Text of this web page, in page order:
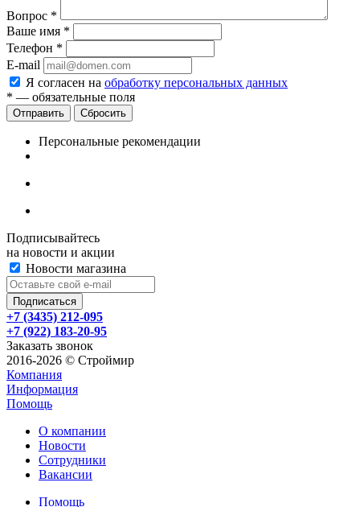
Вопрос *
Ваше имя *
Телефон *
E-mail
Я согласен на обработку персональных данных
* — обязательные поля
Сбросить
Персональные рекомендации
Подписывайтесь
на новости и акции
Новости магазина
+7 (3435) 212-095
+7 (922) 183-20-95
Заказать звонок
2016-2026 © Строймир
Компания
Информация
Помощь
О компании
Новости
Сотрудники
Вакансии
Помощь